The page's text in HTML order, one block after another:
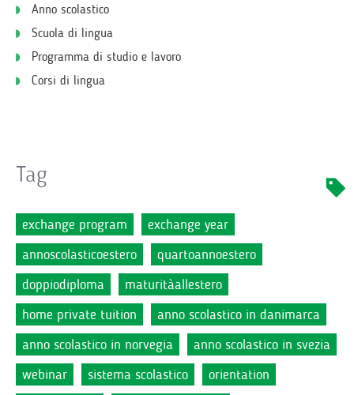
Anno scolastico
Scuola di lingua
Programma di studio e lavoro
Corsi di lingua
Tag
exchange program
exchange year
annoscolasticoestero
quartoannoestero
doppiodiploma
maturitàallestero
home private tuition
anno scolastico in danimarca
anno scolastico in norvegia
anno scolastico in svezia
webinar
sistema scolastico
orientation